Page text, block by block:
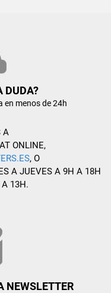
DUDA?
en menos de 24h
A
ONLINE,
, O
A JUEVES A 9H A 18H
A 13H.
NEWSLETTER